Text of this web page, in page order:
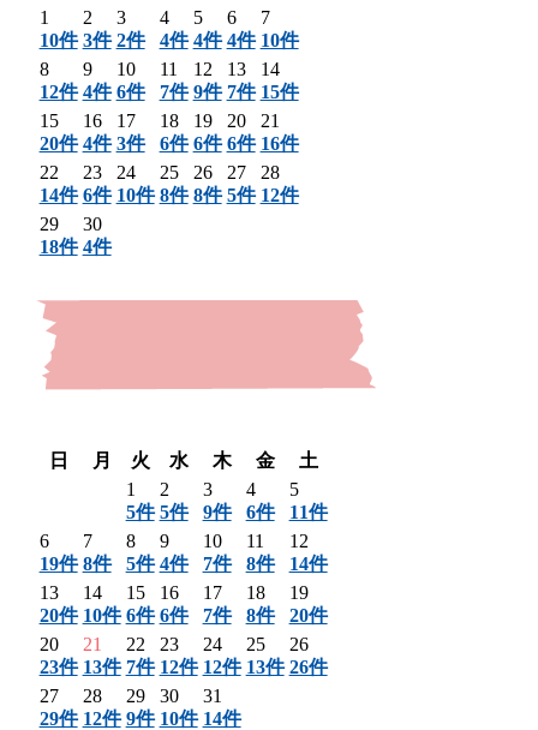
1
10件
2
3件
3
2件
4
4件
5
4件
6
4件
7
10件
8
12件
9
4件
10
6件
11
7件
12
9件
13
7件
14
15件
15
20件
16
4件
17
3件
18
6件
19
6件
20
6件
21
16件
22
14件
23
6件
24
10件
25
8件
26
8件
27
5件
28
12件
29
18件
30
4件
日
月 火 水 木 金
土
1
5件
2
5件
3
9件
4
6件
5
11件
6
19件
7
8件
8
5件
9
4件
10
7件
11
8件
12
14件
13
20件
14
10件
15
6件
16
6件
17
7件
18
8件
19
20件
20
23件
21
13件
22
7件
23
12件
24
12件
25
13件
26
26件
27
29件
28
12件
29
9件
30
10件
31
14件